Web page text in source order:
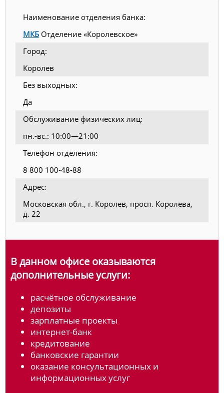
Наименование отделения банка:
МКБ Отделение «Королевское»
Город:
Королев
Без выходных:
Да
Обслуживание физических лиц:
пн.-вс.: 10:00—21:00
Телефон отделения:
8 800 100-48-88
Адрес:
Московская обл., г. Королев, просп. Королева,
д. 22
В данном офисе оказываются
дополнительные услуги:
расчётное обслуживание
депозиты
зарплатные проекты
интернет-банк
кредитование
банковские гарантии
оказание консультационных и
информационных услуг